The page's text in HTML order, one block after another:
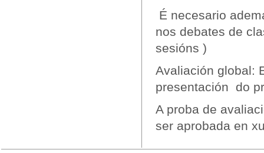
É necesario
nos debates de
sesións )
Avaliación global:
presentación do
A proba de
ser aprobada en